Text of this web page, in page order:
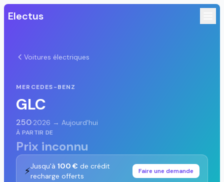
Electus
Voitures électriques
MERCEDES-BENZ
GLC
250·2026 → Aujourd'hui
À PARTIR DE
Prix inconnu
⚡Jusqu'à 100 € de crédit
recharge offerts
Faire une demande